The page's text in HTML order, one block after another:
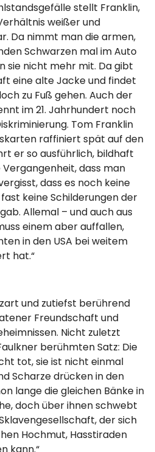
stellt Franklin,
weißer und
Da nimmt man die armen,
Schwarzen mal im Auto
sie nicht mehr mit. Da gibt
eine alte Jacke und findet
zu Fuß gehen. Auch der
im 21. Jahrhundert noch
Tom Franklin
raffiniert spät auf den
er so ausführlich, bildhaft
dass man
dass es noch keine
keine Schilderungen der
Allemal – und auch aus
einem aber auffallen,
in den USA bei weitem
hat.“
und zutiefst berührend
Freundschaft und
Nicht zuletzt
berühmten Satz: Die
tot, sie ist nicht einmal
Scharze drücken in den
lange die gleichen Bänke in
doch über ihnen schwebt
der sich
Hochmut, Hasstiraden